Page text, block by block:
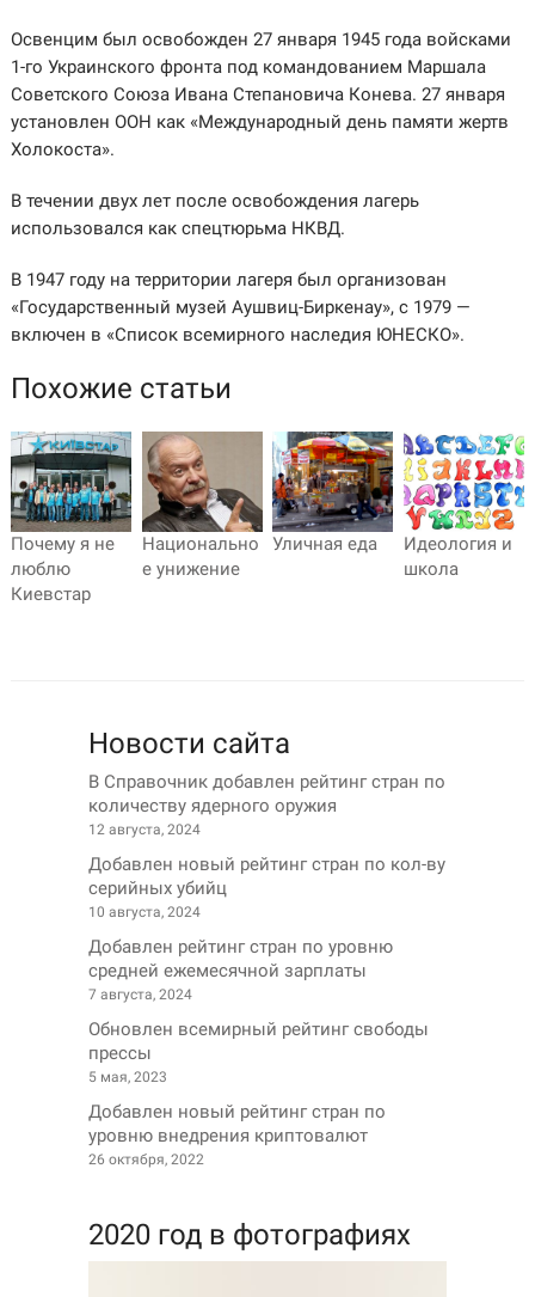
Освенцим был освобожден 27 января 1945 года войсками
1-го Украинского фронта под командованием Маршала
Советского Союза Ивана Степановича Конева. 27 января
установлен ООН как «Международный день памяти жертв
Холокоста».
В течении двух лет после освобождения лагерь
использовался как спецтюрьма НКВД.
В 1947 году на территории лагеря был организован
«Государственный музей Аушвиц-Биркенау», с 1979 —
включен в «Список всемирного наследия ЮНЕСКО».
Похожие статьи
Почему я не
люблю
Киевстар
Национально
е унижение
Уличная еда
Идеология и
школа
Новости сайта
В Справочник добавлен рейтинг стран по
количеству ядерного оружия
12 августа, 2024
Добавлен новый рейтинг стран по кол-ву
серийных убийц
10 августа, 2024
Добавлен рейтинг стран по уровню
средней ежемесячной зарплаты
7 августа, 2024
Обновлен всемирный рейтинг свободы
прессы
5 мая, 2023
Добавлен новый рейтинг стран по
уровню внедрения криптовалют
26 октября, 2022
2020 год в фотографиях